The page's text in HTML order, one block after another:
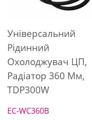
Універсальний
Рідинний
Охолоджувач ЦП,
Радіатор 360 Мм,
TDP300W
EC-WC360B